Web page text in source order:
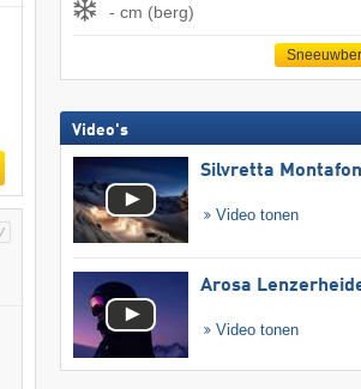
- cm (berg)
Video's
Silvretta Montafon
Video tonen
Arosa
Video tonen